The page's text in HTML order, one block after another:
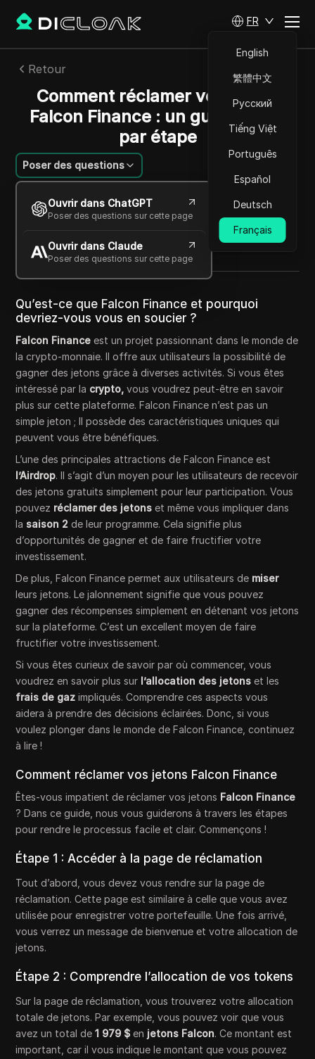
FR
English
繁體中文
Русский
Tiếng Việt
Português
Español
Deutsch
Français
Retour
Comment réclamer vos jetons
Falcon Finance : un guide étape
par étape
Poser des questions
Ouvrir dans ChatGPT
Poser des questions sur cette page
Ouvrir dans Claude
Poser des questions sur cette page
Alexey Sidorov
07 oct. 2025 2 min de lecture
Copy Link
Qu’est-ce que Falcon Finance et pourquoi
devriez-vous vous en soucier ?
Falcon Finance est un projet passionnant dans le monde de
la crypto-monnaie. Il offre aux utilisateurs la possibilité de
gagner des jetons grâce à diverses activités. Si vous êtes
intéressé par la crypto, vous voudrez peut-être en savoir
plus sur cette plateforme. Falcon Finance n’est pas un
simple jeton ; Il possède des caractéristiques uniques qui
peuvent vous être bénéfiques.
L’une des principales attractions de Falcon Finance est
l’Airdrop. Il s’agit d’un moyen pour les utilisateurs de recevoir
des jetons gratuits simplement pour leur participation. Vous
pouvez réclamer des jetons et même vous impliquer dans
la saison 2 de leur programme. Cela signifie plus
d’opportunités de gagner et de faire fructifier votre
investissement.
De plus, Falcon Finance permet aux utilisateurs de miser
leurs jetons. Le jalonnement signifie que vous pouvez
gagner des récompenses simplement en détenant vos jetons
sur la plateforme. C’est un excellent moyen de faire
fructifier votre investissement.
Si vous êtes curieux de savoir par où commencer, vous
voudrez en savoir plus sur l’allocation des jetons et les
frais de gaz impliqués. Comprendre ces aspects vous
aidera à prendre des décisions éclairées. Donc, si vous
voulez plonger dans le monde de Falcon Finance, continuez
à lire !
Comment réclamer vos jetons Falcon Finance
Êtes-vous impatient de réclamer vos jetons Falcon Finance
? Dans ce guide, nous vous guiderons à travers les étapes
pour rendre le processus facile et clair. Commençons !
Étape 1 : Accéder à la page de réclamation
Tout d’abord, vous devez vous rendre sur la page de
réclamation. Cette page est similaire à celle que vous avez
utilisée pour enregistrer votre portefeuille. Une fois arrivé,
vous verrez un message de bienvenue et votre allocation de
jetons.
Étape 2 : Comprendre l’allocation de vos tokens
Sur la page de réclamation, vous trouverez votre allocation
totale de jetons. Par exemple, vous pouvez voir que vous
avez un total de1 979 $ en jetons Falcon. Ce montant est
important, car il vous indique le montant que vous pouvez